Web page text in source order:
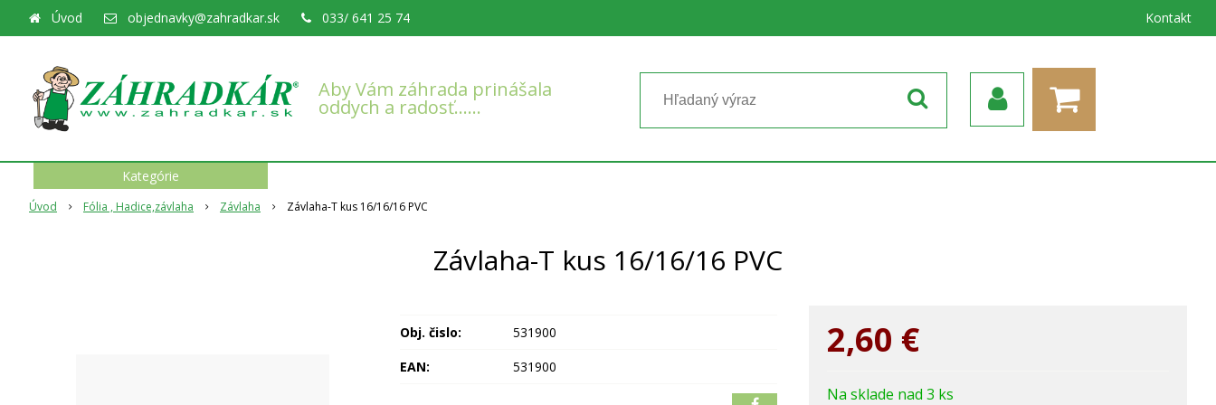
Aby Vám záhrada prinášala
oddych a radosť……
Úvod objednavky@zahradkar.sk 033/ 641 25 74 Kontakt
Úvod Fólia , Hadice,závlaha Závlaha Závlaha-T kus 16/16/16 PVC
Závlaha-T kus 16/16/16 PVC
2,60 €
Na sklade nad 3 ks
Obj. čislo:
531900
EAN:
531900
Kategórie